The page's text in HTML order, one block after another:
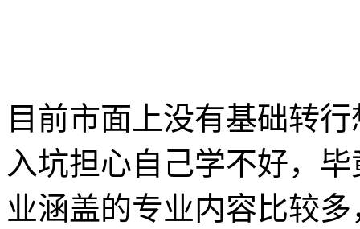
目前市面上没有基础转
入坑担心自己学不好，
业涵盖的专业内容比较